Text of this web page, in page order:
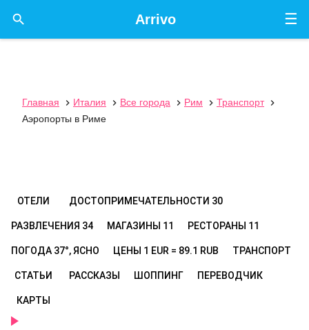
☰
Arrivo

Главная  Италия  Все города  Рим  Транспорт

Аэропорты в Риме
ОТЕЛИ ДОСТОПРИМЕЧАТЕЛЬНОСТИ 30
РАЗВЛЕЧЕНИЯ 34 МАГАЗИНЫ 11 РЕСТОРАНЫ 11
ПОГОДА 37°, ЯСНО ЦЕНЫ 1 EUR = 89.1 RUB ТРАНСПОРТ
СТАТЬИ РАССКАЗЫ ШОППИНГ ПЕРЕВОДЧИК
КАРТЫ
